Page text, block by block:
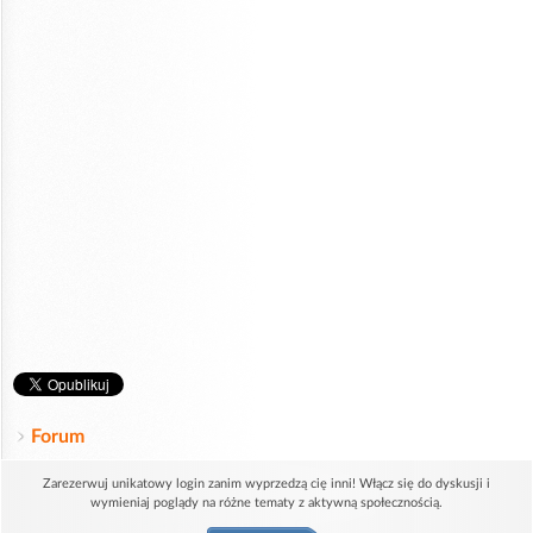
Forum
Zarezerwuj unikatowy login zanim wyprzedzą cię inni! Włącz się do dyskusji i
wymieniaj poglądy na różne tematy z aktywną społecznością.